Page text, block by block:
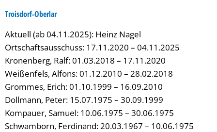
Troisdorf-Oberlar
Aktuell (ab 04.11.2025): Heinz Nagel
Ortschaftsausschuss: 17.11.2020 – 04.11.2025
Kronenberg, Ralf: 01.03.2018 – 17.11.2020
Weißenfels, Alfons: 01.12.2010 – 28.02.2018
Grommes, Erich: 01.10.1999 – 16.09.2010
Dollmann, Peter: 15.07.1975 – 30.09.1999
Kompauer, Samuel: 10.06.1975 – 30.06.1975
Schwamborn, Ferdinand: 20.03.1967 – 10.06.1975